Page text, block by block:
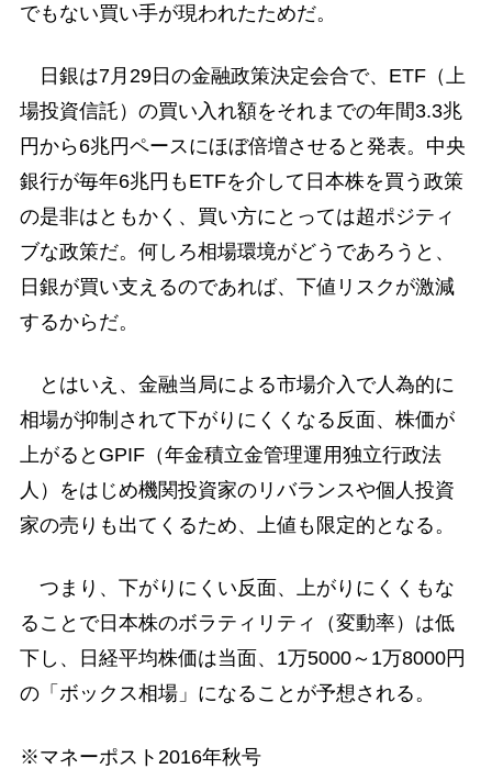
でもない買い手が現われたためだ。
日銀は7月29日の金融政策決定会合で、ETF（上
場投資信託）の買い入れ額をそれまでの年間3.3兆
円から6兆円ペースにほぼ倍増させると発表。中央
銀行が毎年6兆円もETFを介して日本株を買う政策
の是非はともかく、買い方にとっては超ポジティ
ブな政策だ。何しろ相場環境がどうであろうと、
日銀が買い支えるのであれば、下値リスクが激減
するからだ。
とはいえ、金融当局による市場介入で人為的に
相場が抑制されて下がりにくくなる反面、株価が
上がるとGPIF（年金積立金管理運用独立行政法
人）をはじめ機関投資家のリバランスや個人投資
家の売りも出てくるため、上値も限定的となる。
つまり、下がりにくい反面、上がりにくくもな
ることで日本株のボラティリティ（変動率）は低
下し、日経平均株価は当面、1万5000～1万8000円
の「ボックス相場」になることが予想される。
※マネーポスト2016年秋号